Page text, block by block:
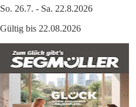
So. 26.7. - Sa. 22.8.2026
Gültig bis 22.08.2026